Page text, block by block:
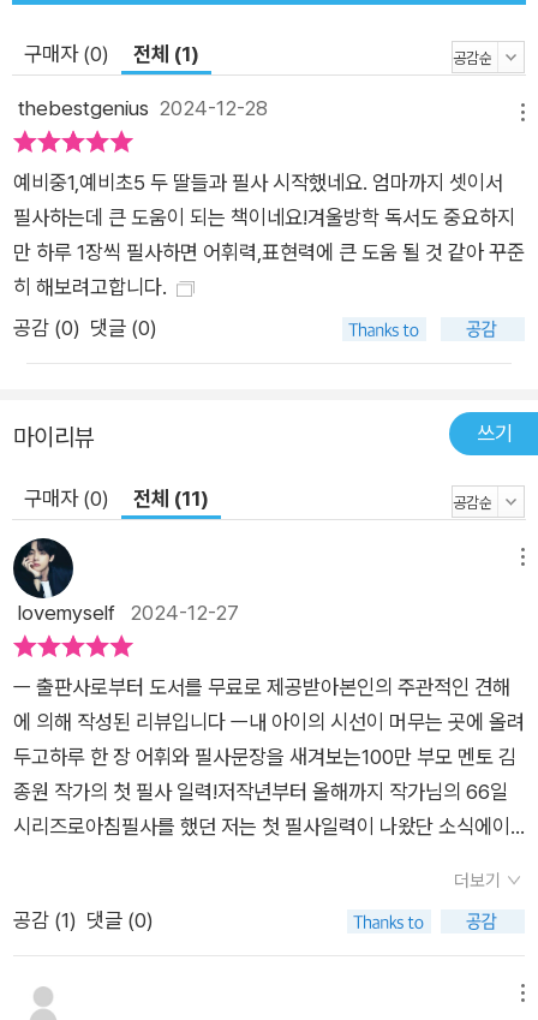
사 일력 365》으로 돌아왔다. 그동안 어휘력과 필사의 중요성을
내는 것은 이번이 처음이다. 그동안 부모들과 소통하며 치열하게
연구해 온 김종원 작가가 초등 아이들을 위한 필사 일력을 쓰게
된 이유는 초등 시기야말로 아이의 세계를 가장 폭발적으로 성장
시킬 수 있는 시기이기 때문이다. 작가의 말에 따르면, 초등 아이
들은 보고 듣고 접하는 모든 것들을 스펀지처럼 흡수하면서 자신
만의 세계를 쌓아 올리기 시작한다. 이 때 자신의 세계를 쌓아 올
리는 데 필요한 하나하나의 벽돌은 다름 아닌 어휘다. 조금씩 자
아를 형성해 나가는 초등 시기의 어휘 공부는 책을 읽거나 공부하
정확하게 표현하는 방식을 배우는 과정이기도 하다. 이렇듯 초등
기 위한 중요한 시기이지만, 아이를 앉혀 놓고 아무리 책을 읽히
고 단어장을 외우게 해도 내 아이가 쓰는 언어와 표현은 좀체 바
뀌지를 않는다. 왜일까? 아이가 일상생활이나 교과서에서 접하
는 어휘가 ‘아이의 말’이 되지 않고 휘발되기 때문이다. 그렇다면
아이의 언어가 바뀌기 위해 무엇부터 시작해야 할까? 작가는 그
답으로 필사를 말한다. 배운 어휘가 ‘아이의 말’이 되려면, 다채로
운 언어와 문장을 아이가 손으로 직접 쓰는 과정이 필요하다. 필
사를 통해 어휘의 뜻과 가치를 이해하게 된다면 아이의 세계는 비
로소 확장되기 시작할 것이다. 어휘의 뜻부터 쓰임을 담은 생활
밀착형 예문까지! 매일 5분, 한 장씩 따라 쓰다 보면 어휘력과 표
사색의 경험을 토대로, 보고 듣고 접하는 모든 것을 스펀지처럼
흡수하는 초등 아이들이 자신만의 세계를 견고히 쌓아 나가기 위
해 꼭 알아 두어야 할 어휘와 필사 문장 365개를 직접 고르고 썼
다. 365개의 어휘는 초등 아이들이 일상생활이나 교과서에서 흔
구매자 (0) 전체 (1)
thebestgenius 2024-12-28
예비중1,예비초5 두 딸들과 필사 시작했네요. 엄마까지 셋이서
필사하는데 큰 도움이 되는 책이네요!겨울방학 독서도 중요하지
만 하루 1장씩 필사하면 어휘력,표현력에 큰 도움 될 것 같아 꾸준
히 해보려고합니다.
공감 (0) 댓글 (0)
마이리뷰 쓰기
구매자 (0) 전체 (11)
lovemyself 2024-12-27
ㅡ 출판사로부터 도서를 무료로 제공받아본인의 주관적인 견해
에 의해 작성된 리뷰입니다 ㅡ내 아이의 시선이 머무는 곳에 올려
두고하루 한 장 어휘와 필사문장을 새겨보는100만 부모 멘토 김
종원 작가의 첫 필사 일력!저작년부터 올해까지 작가님의 66일
시리즈로아침필사를 했던 저는 첫 필사일력이 나왔단 소식에이
들을 매일 익히고 필사하며자연스레 어휘력과 표현력을 올려주
는우리아이 5분 필사 습관 들이기 프로젝트~아이가 초등4학년
아서그날그날 배우는 어휘의 정확한 뜻과또 그 어휘가 활용된문
더보기
공감 (1) 댓글 (0)